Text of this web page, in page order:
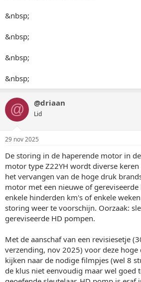
&nbsp;
&nbsp;
&nbsp;
&nbsp;
@ @driaan
Lid
29 nov 2025
De storing in de haperende motor in
motor type Z22YH wordt diverse
het vervangen van de hoge druk
motor met een nieuwe of
enkele hinderden km's of enkele
storing weer te voorschijn. Oorzaak:
gereviseerde HD pompen.
Met de aanschaf van een revisiesetje
verzending, nov 2025) voor deze
kijken naar de nodige filmpjes (wel 8
de klus niet eenvoudig maar wel goed